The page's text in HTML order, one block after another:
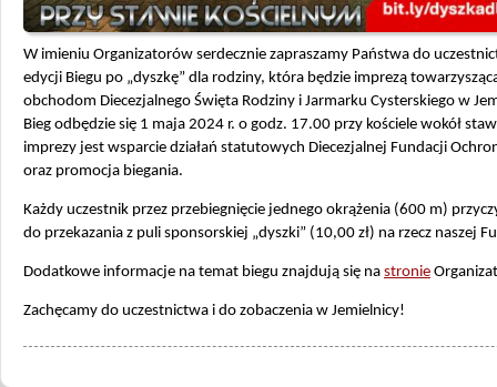
W imieniu Organizatorów serdecznie zapraszamy Państwa do
edycji Biegu po „dyszkę” dla rodziny, która będzie imprezą
obchodom Diecezjalnego Święta Rodziny i Jarmarku Cysterskiego w
Bieg odbędzie się 1 maja 2024 r. o godz. 17.00 przy kościele wokół
imprezy jest wsparcie działań statutowych Diecezjalnej Fundacji
oraz promocja biegania.
Każdy uczestnik przez przebiegnięcie jednego okrążenia (600 m)
do przekazania z puli sponsorskiej „dyszki” (10,00 zł) na rzecz naszej
Dodatkowe informacje na temat biegu znajdują się na stronie
Zachęcamy do uczestnictwa i do zobaczenia w Jemielnicy!